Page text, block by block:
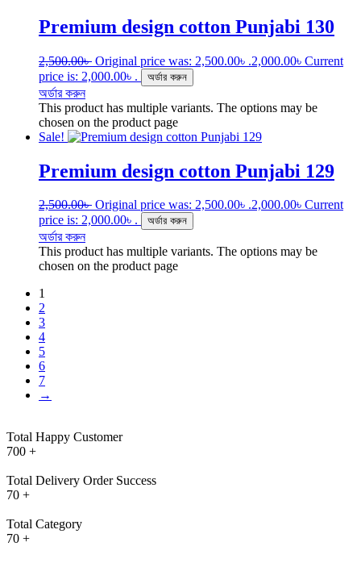
Premium design cotton Punjabi 130
2,500.00৳ Original price was: 2,500.00৳ .2,000.00৳ Current
price is: 2,000.00৳ .
অর্ডার করুন
অর্ডার করুন
This product has multiple variants. The options may be
chosen on the product page
Sale!
Premium design cotton Punjabi 129
2,500.00৳ Original price was: 2,500.00৳ .2,000.00৳ Current
price is: 2,000.00৳ .
অর্ডার করুন
অর্ডার করুন
This product has multiple variants. The options may be
chosen on the product page
1
2
3
4
5
6
7
→
Total Happy Customer
700 +
Total Delivery Order Success
70 +
Total Category
70 +